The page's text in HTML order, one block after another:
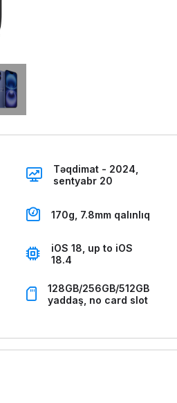
Təqdimat - 2024,
sentyabr 20
170g, 7.8mm qalınlıq
iOS 18, up to iOS
18.4
128GB/256GB/512GB
yaddaş, no card slot